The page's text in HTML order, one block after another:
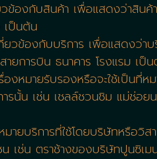
ข้องกับสินค้า เพื่อแสดงว่าสินค้
เป็นต้น
ยวข้องกับบริการ เพื่อแสดงว่าบ
ยการบิน ธนาคาร โรงแรม เป็
งหมายรับรองหรือจะใช้เป็นที่
นั้น เช่น เชลล์ชวนชิม แม่ช่อย
ายบริการที่ใช้โดยบริษัทหรือวิ
เช่น ตราช้างของบริษัทปูนซิเ